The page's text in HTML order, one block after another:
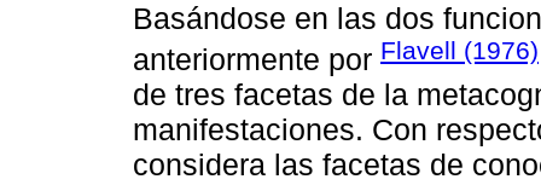
Basándose en las dos
anteriormente por Flavell (1976)
de tres facetas de la
manifestaciones. Con
considera las facetas de